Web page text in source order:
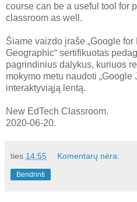
course can be a useful tool for
classroom as well.
Šiame vaizdo įraše „Google for
Geographic“ sertifikuotas
pagrindinius dalykus, kuriuos
mokymo metu naudoti „Google
interaktyviąją lentą.
New EdTech Classroom.
2020-06-20.
ties 14:55 Komentarų nėra:
Bendrinti